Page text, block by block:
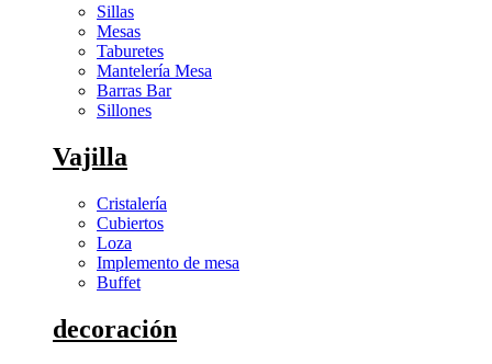
Sillas
Mesas
Taburetes
Mantelería Mesa
Barras Bar
Sillones
Vajilla
Cristalería
Cubiertos
Loza
Implemento de mesa
Buffet
decoración